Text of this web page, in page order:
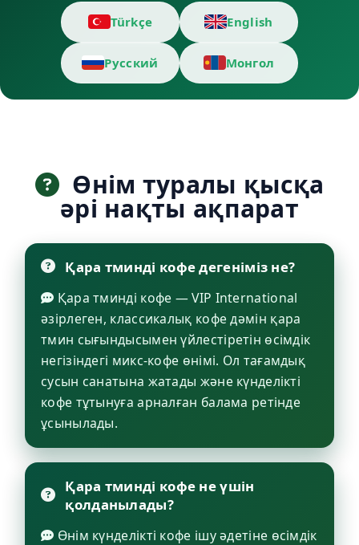
Türkçe English
Русский Монгол
Өнім туралы қысқа
әрі нақты ақпарат
Қара тминді кофе дегеніміз не?
Қара тминді кофе — VIP International
әзірлеген, классикалық кофе дәмін қара
тмин сығындысымен үйлестіретін өсімдік
негізіндегі микс-кофе өнімі. Ол тағамдық
сусын санатына жатады және күнделікті
кофе тұтынуға арналған балама ретінде
ұсынылады.
Қара тминді кофе не үшін
қолданылады?
Өнім күнделікті кофе ішу әдетіне өсімдік